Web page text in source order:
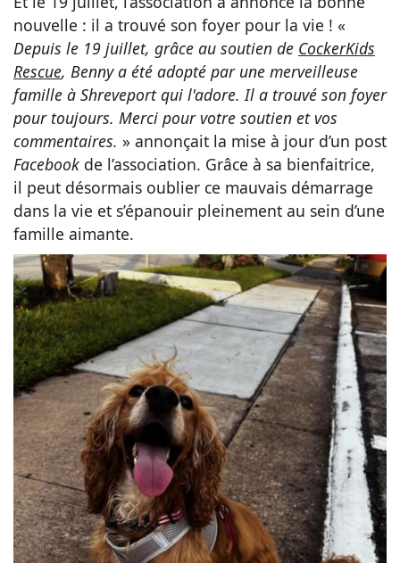
nouvelle : il a trouvé son foyer pour la vie ! «
Depuis le 19 juillet, grâce au soutien de CockerKids
Rescue, Benny a été adopté par une merveilleuse
famille à Shreveport qui l'adore. Il a trouvé son foyer
pour toujours. Merci pour votre soutien et vos
commentaires. » annonçait la mise à jour d’un post
Facebook de l’association. Grâce à sa bienfaitrice,
il peut désormais oublier ce mauvais démarrage
dans la vie et s’épanouir pleinement au sein d’une
famille aimante.